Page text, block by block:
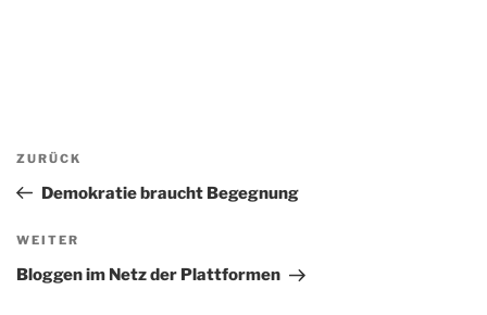
Beitragsnavigation
Vorheriger
Beitrag
ZURÜCK
Demokratie braucht Begegnung
Nächster
Beitrag
WEITER
Bloggen im Netz der Plattformen